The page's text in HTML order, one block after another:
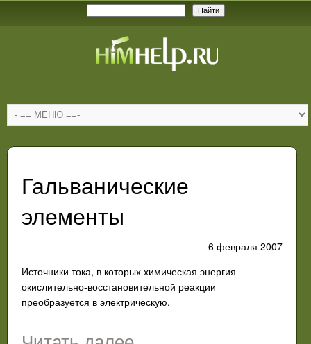
Гальванические
элементы
6 февраля 2007
Источники тока, в которых химическая энергия
окислительно-восстановительной реакции
преобразуется в электрическую.